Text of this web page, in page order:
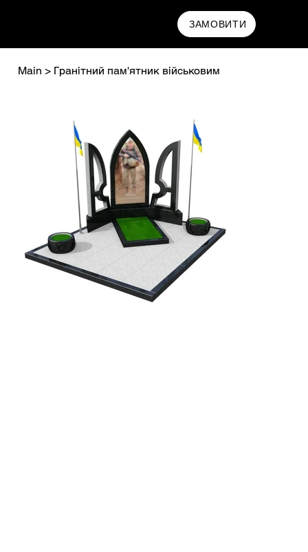
ЗАМОВИТИ
Main > Гранітний пам'ятник військовим